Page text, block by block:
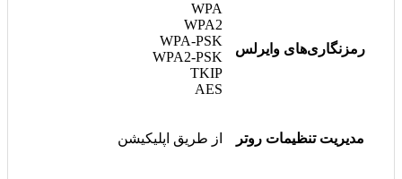
رمزنگاری‌های وایرلس
WPA
WPA2
WPA-PSK
WPA2-PSK
TKIP
AES
مدیریت تنظیمات روتر از طریق اپلیکیشن